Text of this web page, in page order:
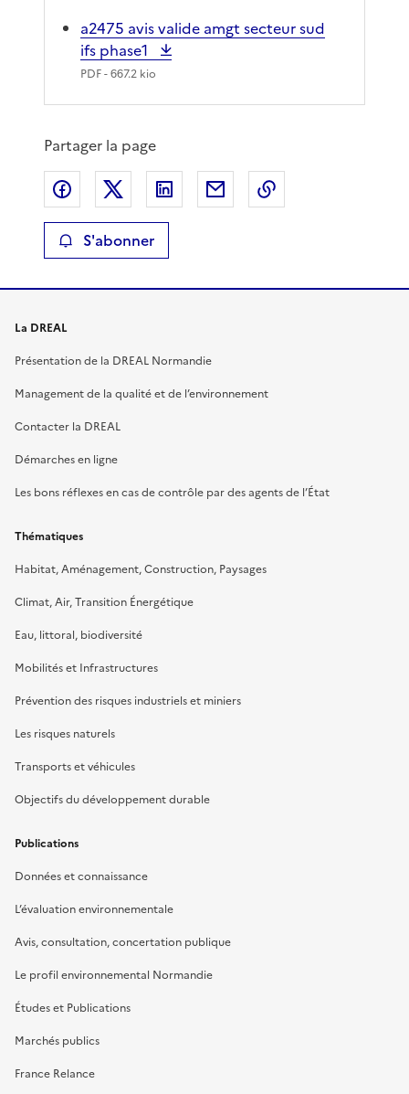
a2475 avis valide amgt secteur sud
ifs phase1
PDF- 667.2 kio
Partager la page
Partager sur Facebook
Partager sur XPartager sur LinkedIn
Partager par email
S'abonner
La DREAL
Présentation de la DREAL Normandie
Management de la qualité et de l’environnement
Contacter la DREAL
Démarches en ligne
Les bons réflexes en cas de contrôle par des agents de l’État
Thématiques
Habitat, Aménagement, Construction, Paysages
Climat, Air, Transition Énergétique
Eau, littoral, biodiversité
Mobilités et Infrastructures
Prévention des risques industriels et miniers
Les risques naturels
Transports et véhicules
Objectifs du développement durable
Publications
Données et connaissance
L’évaluation environnementale
Avis, consultation, concertation publique
Le profil environnemental Normandie
Études et Publications
Marchés publics
France Relance